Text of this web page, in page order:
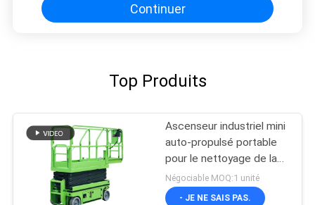
Continuer
Top Produits
Ascenseur industriel mini
auto-propulsé portable
pour le nettoyage de la
peinture
Négociable MOQ:1 unité
- JE NE SAIS PAS.